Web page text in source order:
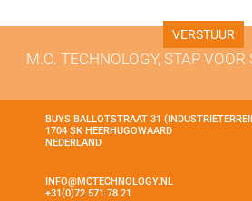
M.C. TECHNOLOGY, STAP
BUYS BALLOTSTRAAT 31
1704 SK HEERHUGOWAARD
NEDERLAND
INFO@MCTECHNOLOGY.NL
+31(0)72 571 78 21